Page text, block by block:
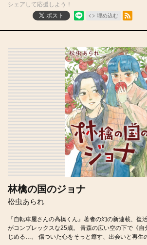
シェアして応援しよう！
ポスト
埋め込む
RSSフィード
林檎の国のジョナ
松虫あられ
『自転車屋さんの高橋くん』著者の幻の新連載、復
がコンプレックスな25歳。 青森の広い空の下で《自
じめる…。 傷ついた心をそっと癒す、出会いと再生